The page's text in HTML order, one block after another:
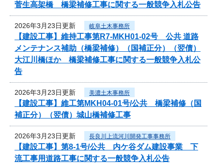
菅生高架橋 橋梁補修工事に関する一般競争入札公告
2026年3月23日更新 岐阜土木事務所
【建設工事】維持工事第R7-MKH01-02号 公共 道路
メンテナンス補助（橋梁補修）（国補正分）（翌債）
大江川橋ほか 橋梁補修工事に関する一般競争入札公
告
2026年3月23日更新 美濃土木事務所
【建設工事】維工第MKH04-01号/公共 橋梁補修（国
補正分）（翌債）城山橋補修工事
2026年3月23日更新 長良川上流河川開発工事事務所
【建設工事】第8-1号/公共 内ケ谷ダム建設事業 下
流工事用道路工事に関する一般競争入札公告